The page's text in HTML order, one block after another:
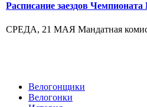
Расписание заездов Чемпионата
СРЕДА, 21 МАЯ Мандатная
Велогонщики
Велогонки